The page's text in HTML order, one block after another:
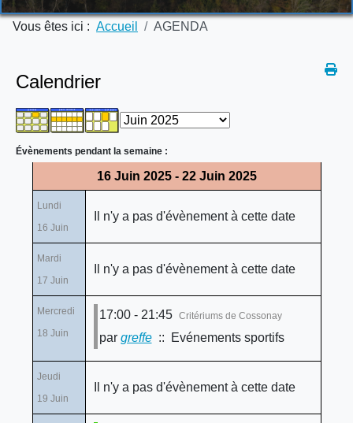
Vous êtes ici : Accueil AGENDA
Calendrier
Évènements pendant la semaine :
16 Juin 2025 - 22 Juin 2025
Lundi
16 Juin
Il n'y a pas d'évènement à cette date
Mardi
17 Juin
Il n'y a pas d'évènement à cette date
Mercredi
18 Juin
17:00 - 21:45 Critériums de Cossonay
par greffe:: Evénements sportifs
Jeudi
19 Juin
Il n'y a pas d'évènement à cette date